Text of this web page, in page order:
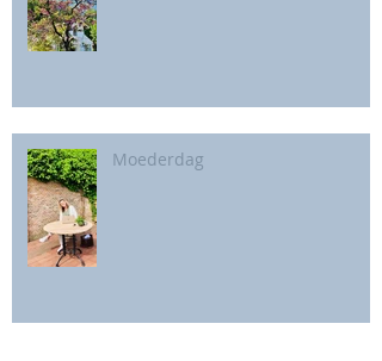
Moederdag